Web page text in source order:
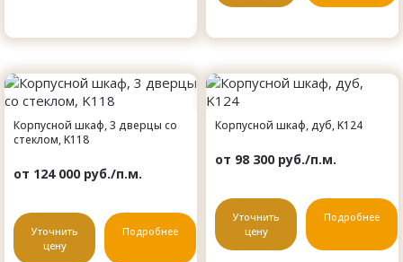
Корпусной шкаф, 3 дверцы со
стеклом, K118
от 124 000 руб./п.м.
Уточнить
цену
Подробнее
Корпусной шкаф, дуб, K124
от 98 300 руб./п.м.
Уточнить
цену
Подробнее